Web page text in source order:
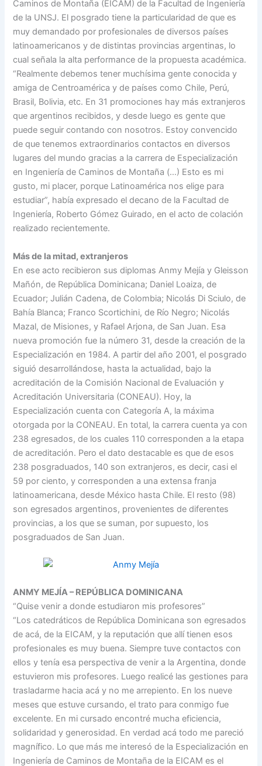
Caminos de Montaña (EICAM) de la Facultad de Ingeniería
de la UNSJ. El posgrado tiene la particularidad de que es
muy demandado por profesionales de diversos países
latinoamericanos y de distintas provincias argentinas, lo
cual señala la alta performance de la propuesta académica.
“Realmente debemos tener muchísima gente conocida y
amiga de Centroamérica y de países como Chile, Perú,
Brasil, Bolivia, etc. En 31 promociones hay más extranjeros
que argentinos recibidos, y desde luego es gente que
puede seguir contando con nosotros. Estoy convencido
de que tenemos extraordinarios contactos en diversos
lugares del mundo gracias a la carrera de Especialización
en Ingeniería de Caminos de Montaña (…) Esto es mi
gusto, mi placer, porque Latinoamérica nos elige para
estudiar”, había expresado el decano de la Facultad de
Ingeniería, Roberto Gómez Guirado, en el acto de colación
realizado recientemente.
Más de la mitad, extranjeros
En ese acto recibieron sus diplomas Anmy Mejía y Gleisson
Mañón, de República Dominicana; Daniel Loaiza, de
Ecuador; Julián Cadena, de Colombia; Nicolás Di Sciulo, de
Bahía Blanca; Franco Scortichini, de Río Negro; Nicolás
Mazal, de Misiones, y Rafael Arjona, de San Juan. Esa
nueva promoción fue la número 31, desde la creación de la
Especialización en 1984. A partir del año 2001, el posgrado
siguió desarrollándose, hasta la actualidad, bajo la
acreditación de la Comisión Nacional de Evaluación y
Acreditación Universitaria (CONEAU). Hoy, la
Especialización cuenta con Categoría A, la máxima
otorgada por la CONEAU. En total, la carrera cuenta ya con
238 egresados, de los cuales 110 corresponden a la etapa
de acreditación. Pero el dato destacable es que de esos
238 posgraduados, 140 son extranjeros, es decir, casi el
59 por ciento, y corresponden a una extensa franja
latinoamericana, desde México hasta Chile. El resto (98)
son egresados argentinos, provenientes de diferentes
provincias, a los que se suman, por supuesto, los
posgraduados de San Juan.
ANMY MEJÍA – REPÚBLICA DOMINICANA
“Quise venir a donde estudiaron mis profesores”
“Los catedráticos de República Dominicana son egresados
de acá, de la EICAM, y la reputación que allí tienen esos
profesionales es muy buena. Siempre tuve contactos con
ellos y tenía esa perspectiva de venir a la Argentina, donde
estuvieron mis profesores. Luego realicé las gestiones para
trasladarme hacia acá y no me arrepiento. En los nueve
meses que estuve cursando, el trato para conmigo fue
excelente. En mi cursado encontré mucha eficiencia,
solidaridad y generosidad. En verdad acá todo me pareció
magnífico. Lo que más me interesó de la Especialización en
Ingeniería de Caminos de Montaña de la EICAM es el